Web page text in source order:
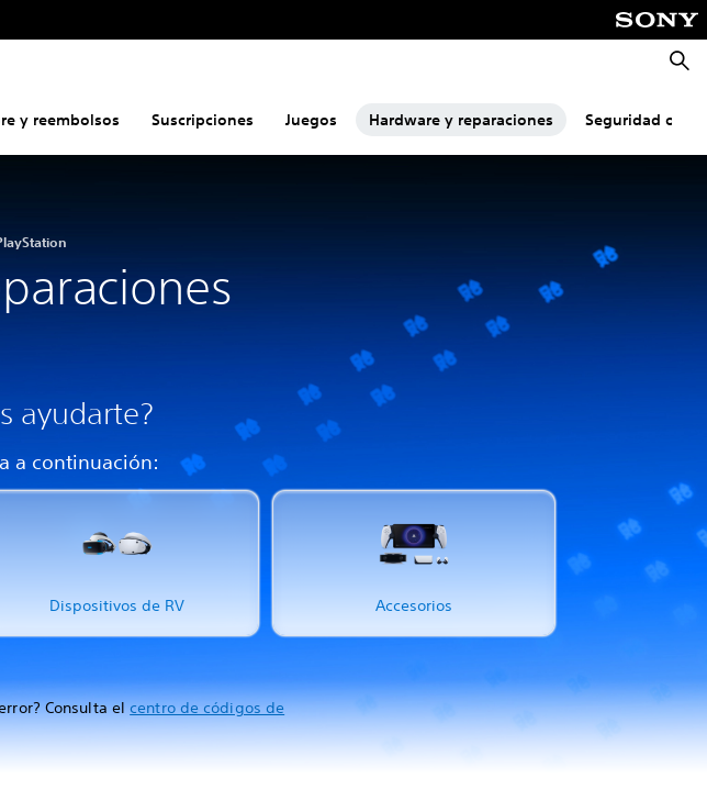
y reembolsos Suscripciones Juegos Hardware y reparaciones Seguridad
ayudarte?
a continuación:
Dispositivos de RV Accesorios
Consulta elcentro de códigos de